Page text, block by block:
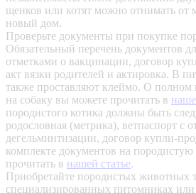
щенков или котят можно отнимать от
новый дом.
Проверьте документы при покупке
Обязательный перечень документов
отметками о вакцинации, договор
акт вязки родителей и актировка. В
также проставляют клеймо. О полном
на собаку вы можете прочитать в
породистого котика должны быть
родословная (метрика), ветпаспорт с
дегельминтизации, договор купли-
комплекте документов на
прочитать в нашей статье.
Приобретайте породистых животных
специализированных питомниках